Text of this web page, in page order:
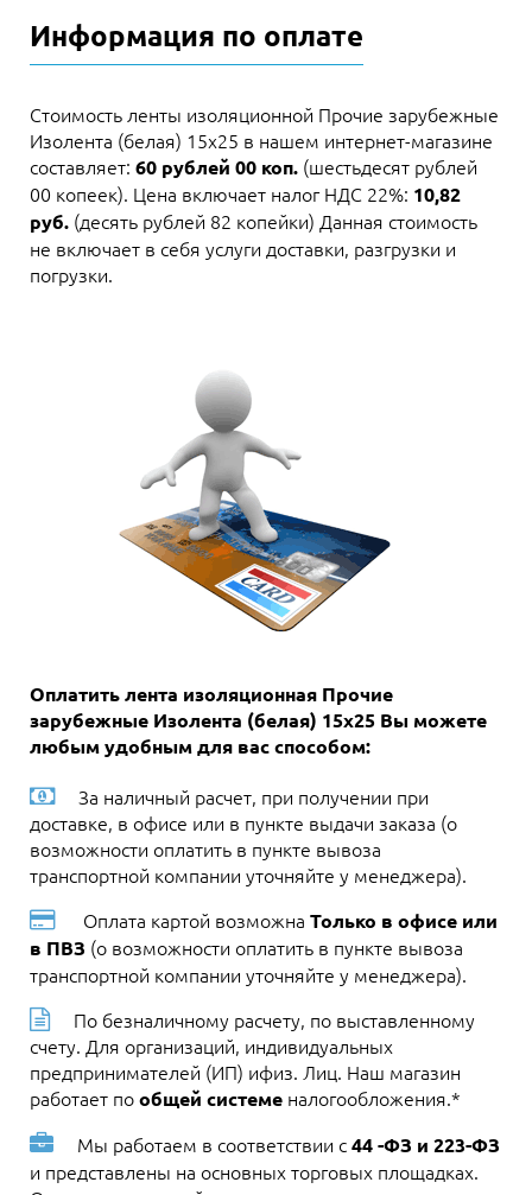
Информация по оплате
Стоимость ленты изоляционной Прочие зарубежные
Изолента (белая) 15х25 в нашем интернет-магазине
составляет: 60 рублей 00 коп. (шестьдесят рублей
00 копеек). Цена включает налог НДС 22%: 10,82
руб. (десять рублей 82 копейки) Данная стоимость
не включает в себя услуги доставки, разгрузки и
погрузки.
Оплатить лента изоляционная Прочие
зарубежные Изолента (белая) 15х25 Вы можете
любым удобным для вас способом:
За наличный расчет, при получении при
доставке, в офисе или в пункте выдачи заказа (о
возможности оплатить в пункте вывоза
транспортной компании уточняйте у менеджера).
Оплата картой возможна Только в офисе или
в ПВЗ (о возможности оплатить в пункте вывоза
транспортной компании уточняйте у менеджера).
По безналичному расчету, по выставленному
счету. Для организаций, индивидуальных
предпринимателей (ИП) ифиз. Лиц. Наш магазин
работает пообщей системе налогообложения.*
Мы работаем в соответствии с44 -ФЗ и 223-ФЗ
и представлены на основных торговых площадках.